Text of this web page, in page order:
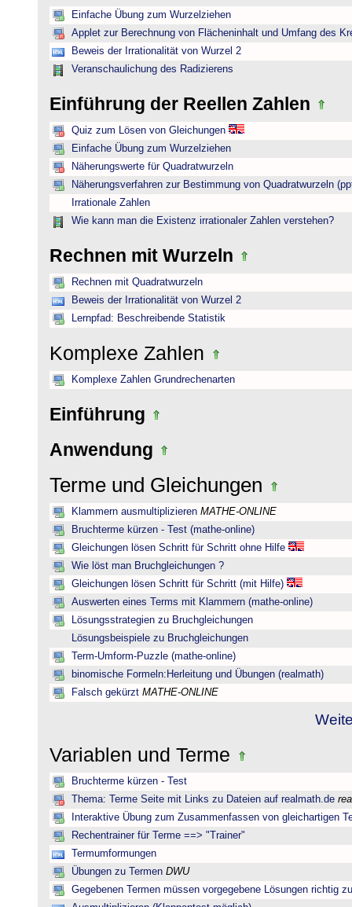
Einfache Übung zum Wurzelziehen
Applet zur Berechnung von Flächeninhalt und Umfang des
Beweis der Irrationalität von Wurzel 2
Veranschaulichung des Radizierens
Einführung der Reellen Zahlen
Quiz zum Lösen von Gleichungen
Einfache Übung zum Wurzelziehen
Näherungswerte für Quadratwurzeln
Näherungsverfahren zur Bestimmung von Quadratwurzeln
Irrationale Zahlen
Wie kann man die Existenz irrationaler Zahlen verstehen?
Rechnen mit Wurzeln
Rechnen mit Quadratwurzeln
Beweis der Irrationalität von Wurzel 2
Lernpfad: Beschreibende Statistik
Komplexe Zahlen
Komplexe Zahlen Grundrechenarten
Einführung
Anwendung
Terme und Gleichungen
Klammern ausmultiplizieren MATHE-ONLINE
Bruchterme kürzen - Test (mathe-online)
Gleichungen lösen Schritt für Schritt ohne Hilfe
Wie löst man Bruchgleichungen ?
Gleichungen lösen Schritt für Schritt (mit Hilfe)
Auswerten eines Terms mit Klammern (mathe-online)
Lösungsstrategien zu Bruchgleichungen
Lösungsbeispiele zu Bruchgleichungen
Term-Umform-Puzzle (mathe-online)
binomische Formeln:Herleitung und Übungen (realmath)
Falsch gekürzt MATHE-ONLINE
Variablen und Terme
Bruchterme kürzen - Test
Thema: Terme Seite mit Links zu Dateien auf realmath.de
Interaktive Übung zum Zusammenfassen von gleichartigen
Rechentrainer für Terme ==> "Trainer"
Termumformungen
Übungen zu Termen DWU
Gegebenen Termen müssen vorgegebene Lösungen richtig